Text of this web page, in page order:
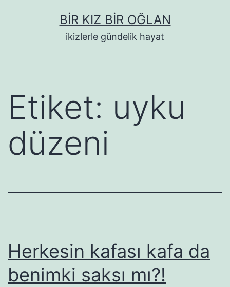
BIR KIZ BIR OĞLAN
ikizlerle gündelik hayat
Etiket: uyku
düzeni
Herkesin kafası kafa da
benimki saksı mı?!